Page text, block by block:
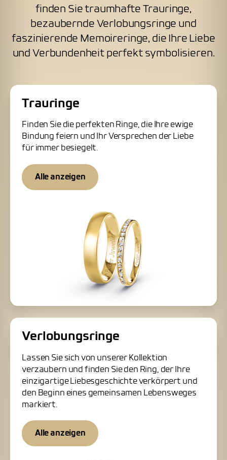
finden Sie traumhafte Trauringe,
bezaubernde Verlobungsringe und
faszinierende Memoireringe, die Ihre Liebe
und Verbundenheit perfekt symbolisieren.
Trauringe
Finden Sie die perfekten Ringe, die Ihre ewige
Bindung feiern und Ihr Versprechen der Liebe
für immer besiegelt.
Alle anzeigen
Verlobungsringe
Lassen Sie sich von unserer Kollektion
verzaubern und finden Sie den Ring, der Ihre
einzigartige Liebesgeschichte verkörpert und
den Beginn eines gemeinsamen Lebensweges
markiert.
Alle anzeigen